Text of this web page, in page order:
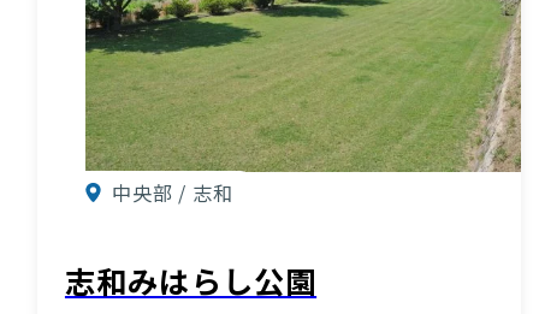
中央部 / 志和
志和みはらし公園